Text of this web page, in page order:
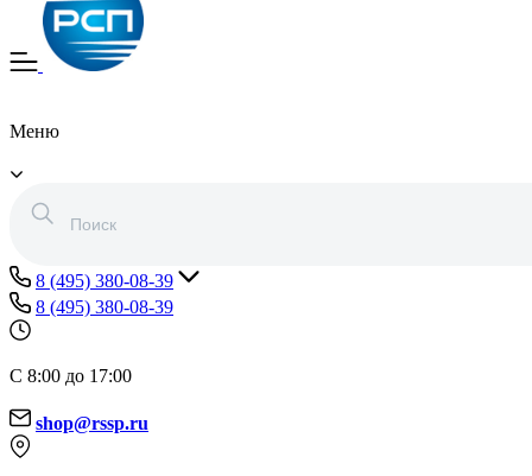
Меню
8 (495) 380-08-39
8 (495) 380-08-39
С 8:00 до 17:00
shop@rssp.ru